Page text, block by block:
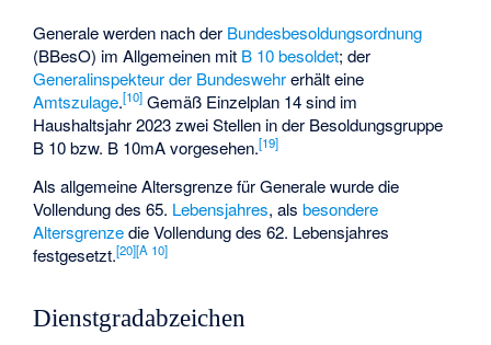
Generale werden nach der Bundesbesoldungsordnung
(BBesO) im Allgemeinen mit B 10 besoldet; der
Generalinspekteur der Bundeswehrerhält eine
Amtszulage.[10] Gemäß Einzelplan 14 sind im
Haushaltsjahr 2023 zwei Stellen in der Besoldungsgruppe
B 10 bzw. B 10mA vorgesehen.[19]
Als allgemeine Altersgrenze für Generale wurde die
Vollendung des 65. Lebensjahres, alsbesondere
Altersgrenzedie Vollendung des 62. Lebensjahres
festgesetzt.[20][A 10]
Dienstgradabzeichen